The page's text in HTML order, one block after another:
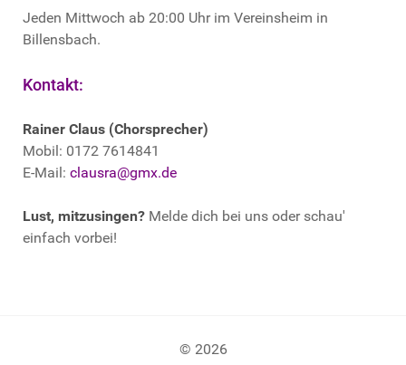
Jeden Mittwoch ab 20:00 Uhr im Vereinsheim in
Billensbach.
Kontakt:
Rainer Claus (Chorsprecher)
Mobil: 0172 7614841
E-Mail: clausra@gmx.de
Lust, mitzusingen? Melde dich bei uns oder schau'
einfach vorbei!
© 2026